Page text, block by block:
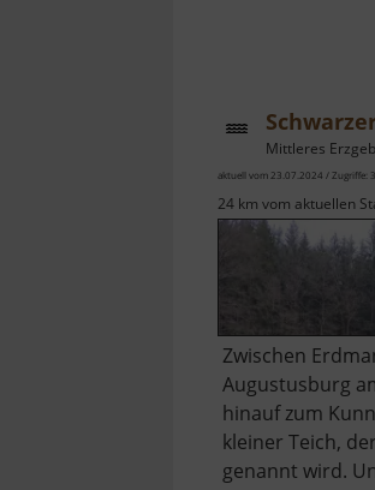
Mittleres
aktuell vom 23.07.2024 / Zugriffe:
24 km vom aktuellen
Zwischen
Augustusburg
hinauf zum
kleiner Teich,
genannt wird.